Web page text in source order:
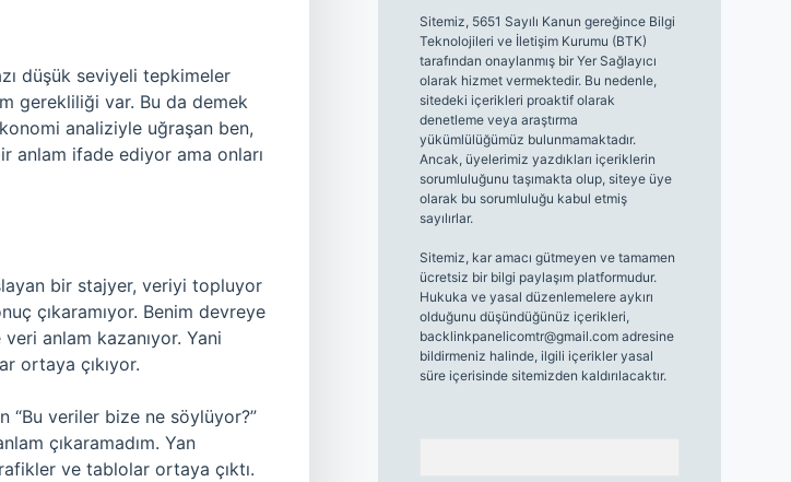
düşük seviyeli tepkimeler
gerekliliği var. Bu da demek
analiziyle uğraşan ben,
anlam ifade ediyor ama onları
bir stajyer, veriyi topluyor
çıkaramıyor. Benim devreye
anlam kazanıyor. Yani
ortaya çıkıyor.
“Bu veriler bize ne söylüyor?”
çıkaramadım. Yan
ve tablolar ortaya çıktı.
Sitemiz, 5651 Sayılı Kanun gereğince Bilgi
Teknolojileri ve İletişim Kurumu (BTK)
tarafından onaylanmış bir Yer Sağlayıcı
olarak hizmet vermektedir. Bu nedenle,
sitedeki içerikleri proaktif olarak
denetleme veya araştırma
yükümlülüğümüz bulunmamaktadır.
Ancak, üyelerimiz yazdıkları içeriklerin
sorumluluğunu taşımakta olup, siteye üye
olarak bu sorumluluğu kabul etmiş
sayılırlar.
Sitemiz, kar amacı gütmeyen ve tamamen
ücretsiz bir bilgi paylaşım platformudur.
Hukuka ve yasal düzenlemelere aykırı
olduğunu düşündüğünüz içerikleri,
backlinkpanelicomtr@gmail.comadresine
bildirmeniz halinde, ilgili içerikler yasal
süre içerisinde sitemizden kaldırılacaktır.